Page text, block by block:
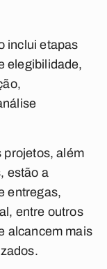
inclui etapas
elegibilidade,
projetos, além
estão a
entregas,
entre outros
alcancem mais